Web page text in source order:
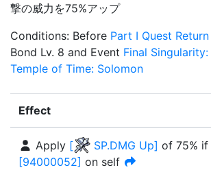
撃の威力を75%アップ
Conditions: Before Part I Quest
Bond Lv. 8 and Event Final
Temple of Time: Solomon
Effect
Apply [ SP.DMG Up] of 75% if
[94000052] on self